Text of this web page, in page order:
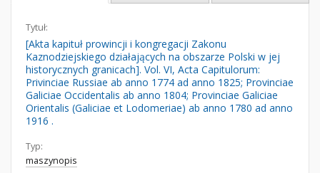
Tytuł:
[Akta kapituł prowincji i kongregacji Zakonu
Kaznodziejskiego działających na obszarze Polski w jej
historycznych granicach]. Vol. VI, Acta Capitulorum:
Privinciae Russiae ab anno 1774 ad anno 1825; Provinciae
Galiciae Occidentalis ab anno 1804; Provinciae Galiciae
Orientalis (Galiciae et Lodomeriae) ab anno 1780 ad anno
1916 .
Typ:
maszynopis